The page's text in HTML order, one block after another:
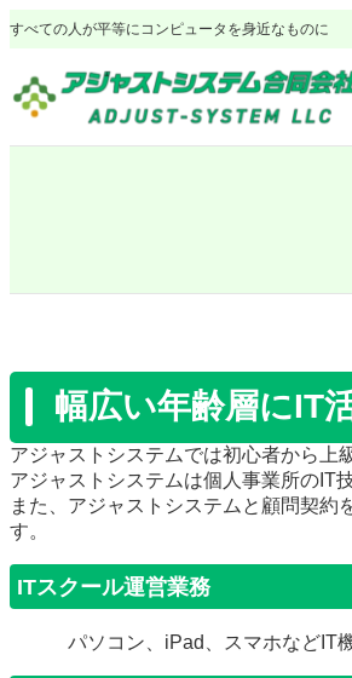
内
ス
ッ
すべての人が平等にコンピュータを身近なものに
幅広い年齢層にIT
アジャストシステムでは初心者から上
アジャストシステムは個人事業所のIT
また、アジャストシステムと顧問契約
す。
ITスクール運営業務
パソコン、iPad、スマホなどIT